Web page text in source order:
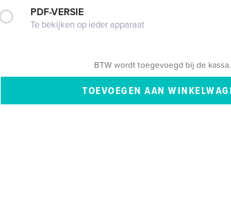
PDF-VERSIE
Te bekijken op ieder apparaat
BTW wordt toegevoegd bij de kassa.